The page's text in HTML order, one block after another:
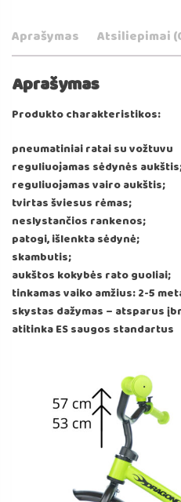
Aprašymas Atsiliepimai
Aprašymas
Produkto charakteristikos:
pneumatiniai ratai su vožtuvu
reguliuojamas sėdynės
reguliuojamas vairo aukštis;
tvirtas šviesus rėmas;
neslystančios rankenos;
patogi, išlenkta sėdynė;
skambutis;
aukštos kokybės rato guoliai;
tinkamas vaiko amžius: 2-5
skystas dažymas – atsparus
atitinka ES saugos standartus